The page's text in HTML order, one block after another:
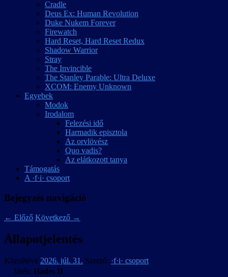
Cradle
Deus Ex: Human Revolution
Duke Nukem Forever
Firewatch
Hard Reset, Hard Reset Redux
Shadow Warrior
Stray
The Invincible
The Stanley Parable: Ultra Deluxe
XCOM: Enemy Unknown
Egyebek
Modok
Irodalom
Felezési idő
Harmadik episztola
Az orvlövész
Quo vadis?
Az elátkozott tanya
Támogatás
A ·f·i· csoport
Bejegyzés navigáció
← Előző Következő →
Állapotjelentés
Közzétéve 2026. júl. 31. Szerző: ·f·i· csoport
Játék: Hades II